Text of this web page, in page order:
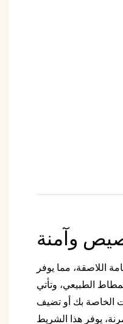
وآمنة
اللاصقة، مما يوفر
الطبيعي، وتأتي
الخاصة بك أو تضيف
يوفر هذا الشريط